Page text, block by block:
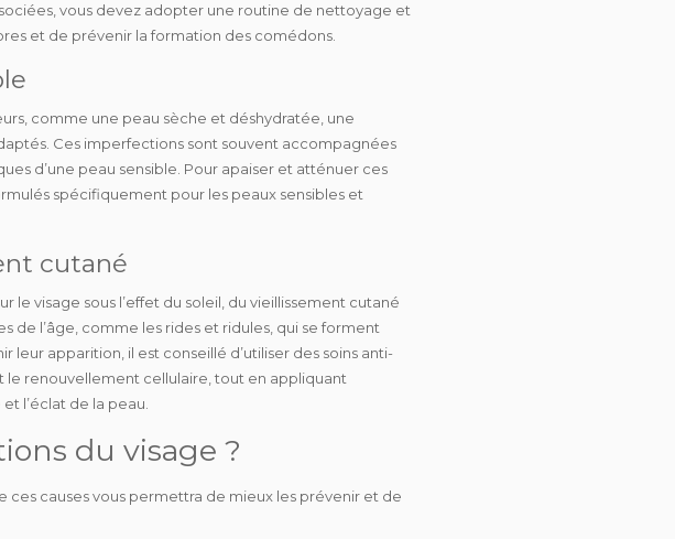
vous devez adopter une routine de nettoyage et
et de prévenir la formation des comédons.
, comme une peau sèche et déshydratée, une
Ces imperfections sont souvent accompagnées
d’une peau sensible. Pour apaiser et atténuer ces
spécifiquement pour les peaux sensibles et
cutané
le visage sous l’effet du soleil, du vieillissement cutané
de l’âge, comme les rides et ridules , qui se forment
apparition, il est conseillé d’utiliser des soins anti-
le renouvellement cellulaire, tout en appliquant
l’éclat de la peau.
du visage ?
ces causes vous permettra de mieux les prévenir et de